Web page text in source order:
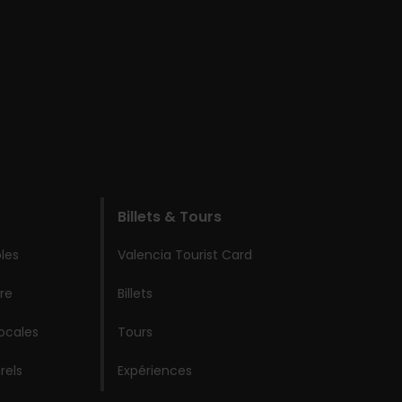
Billets & Tours
Valencia Tourist Card
Billets
Tours
Expériences